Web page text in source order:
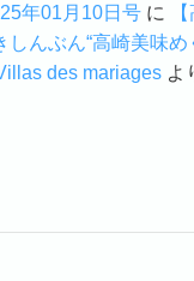
年01月10日号 に
しんぶん“高崎美味
des mariages よ